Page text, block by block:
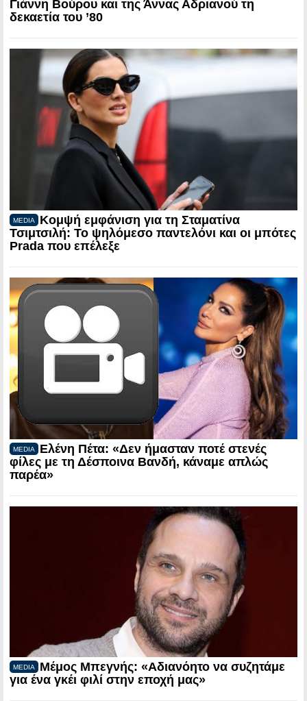
Γιάννη Βούρου και της Άννας Αδριανού τη
δεκαετία του ’80
MEDIA
Κομψή εμφάνιση για τη Σταματίνα
Τσιμτσιλή: Το ψηλόμεσο παντελόνι και οι μπότες
Prada που επέλεξε
MEDIA
Ελένη Πέτα: «Δεν ήμασταν ποτέ στενές
φίλες με τη Δέσποινα Βανδή, κάναμε απλώς
παρέα»
MEDIA
Μέμος Μπεγνής: «Αδιανόητο να συζητάμε
για ένα γκέι φιλί στην εποχή μας»